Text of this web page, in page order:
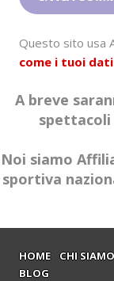
Questo sito usa
come i tuoi
A breve
spettacoli
Noi siamo
sportiva
HOME CHI SIAMO
BLOG